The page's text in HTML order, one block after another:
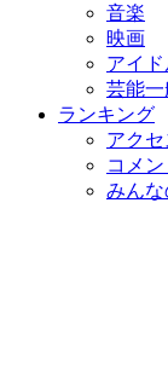
音楽
映画
アイ
芸能一
ランキング
アクセ
コメン
みん